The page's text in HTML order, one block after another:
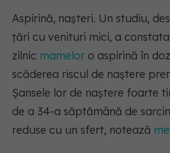
Aspirină, nașteri. Un studiu,
țări cu venituri mici, a
zilnic mamelor o aspirină în
scăderea riscul de naștere
Șansele lor de naștere foarte
de a 34-a săptămână de
reduse cu un sfert, notează